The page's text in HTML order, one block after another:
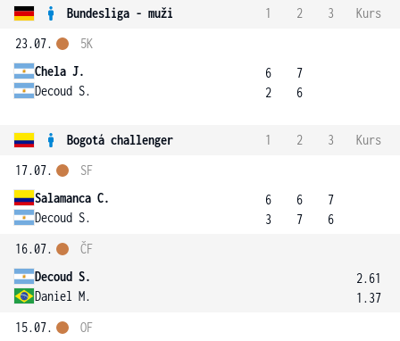
Bundesliga - muži 1 2 3
Kurs
23.07.
Chela J.
Decoud S.
5K
6
2
7
6
Bogotá challenger 1 2 3
Kurs
17.07.
Salamanca C.
Decoud S.
SF
6
3
6
7
7
6
16.07.
Decoud S.
Daniel M.
ČF
2.61
1.37
15.07.
OF